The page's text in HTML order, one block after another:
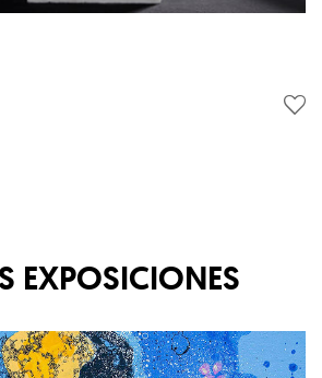
EXPOSICIONES